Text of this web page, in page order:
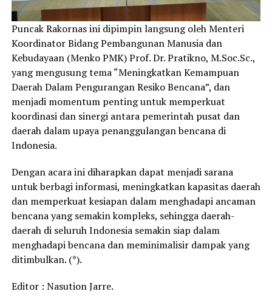
Puncak Rakornas ini dipimpin langsung oleh Menteri
Koordinator Bidang Pembangunan Manusia dan
Kebudayaan (Menko PMK) Prof. Dr. Pratikno, M.Soc.Sc.,
yang mengusung tema “Meningkatkan Kemampuan
Daerah Dalam Pengurangan Resiko Bencana”, dan
menjadi momentum penting untuk memperkuat
koordinasi dan sinergi antara pemerintah pusat dan
daerah dalam upaya penanggulangan bencana di
Indonesia.
Dengan acara ini diharapkan dapat menjadi sarana
untuk berbagi informasi, meningkatkan kapasitas daerah
dan memperkuat kesiapan dalam menghadapi ancaman
bencana yang semakin kompleks, sehingga daerah-
daerah di seluruh Indonesia semakin siap dalam
menghadapi bencana dan meminimalisir dampak yang
ditimbulkan. (*).
Editor : Nasution Jarre.